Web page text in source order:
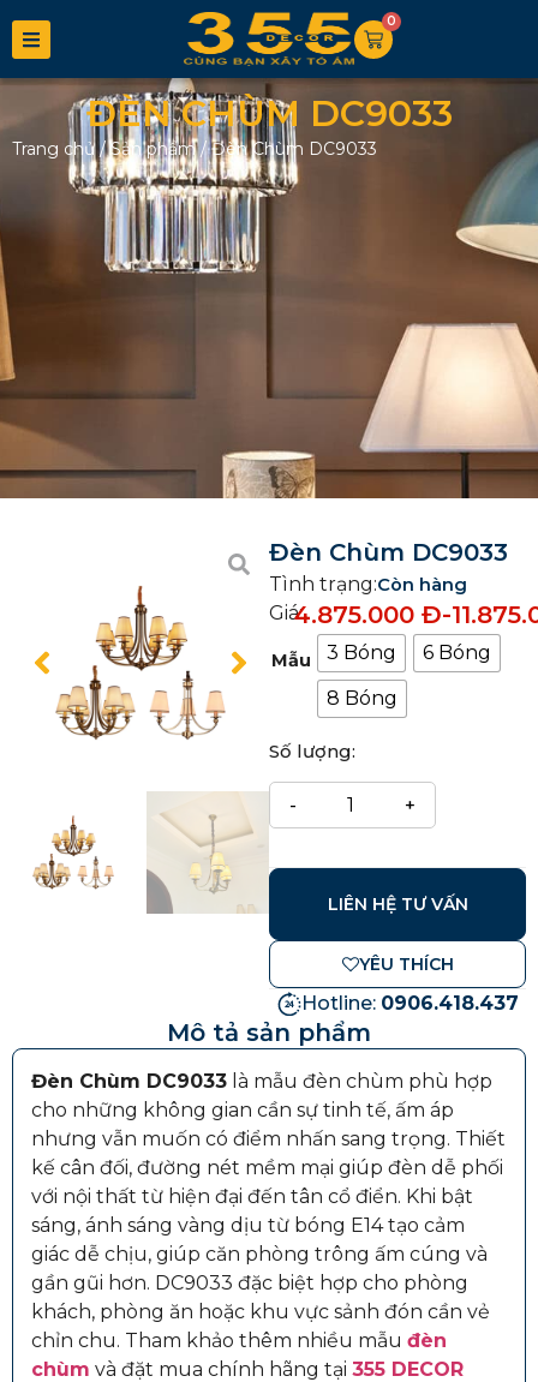
0
ĐÈN CHÙM DC9033
Trang chủ/Sản phẩm/Đèn Chùm DC9033
Đèn Chùm DC9033
Tình trạng:Còn hàng
Giá:4.875.000Đ-
Mẫu 3 Bóng
6 Bóng
8 Bóng
Số lượng:
LIÊN HỆ TƯ VẤN
YÊU THÍCH
Hotline: 0906.418.437
Mô tả sản phẩm
Đèn Chùm DC9033 là mẫu đèn chùm phù hợp
cho những không gian cần sự tinh tế, ấm áp
nhưng vẫn muốn có điểm nhấn sang trọng. Thiết
kế cân đối, đường nét mềm mại giúp đèn dễ phối
với nội thất từ hiện đại đến tân cổ điển. Khi bật
sáng, ánh sáng vàng dịu từ bóng E14 tạo cảm
giác dễ chịu, giúp căn phòng trông ấm cúng và
gần gũi hơn. DC9033 đặc biệt hợp cho phòng
khách, phòng ăn hoặc khu vực sảnh đón cần vẻ
chỉn chu. Tham khảo thêm nhiều mẫu đèn
chùm và đặt mua chính hãng tại 355 DECOR